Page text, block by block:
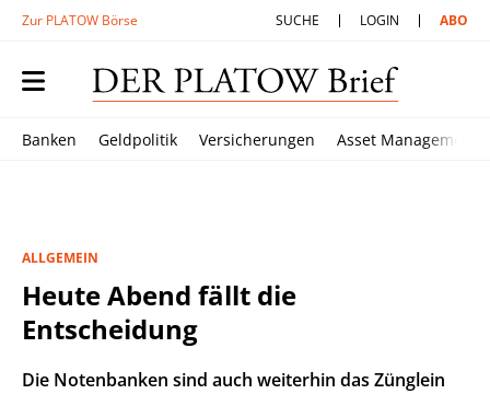
Zur PLATOW Börse SUCHE LOGIN ABO
Banken Geldpolitik Versicherungen Asset Management
ALLGEMEIN
Heute Abend fällt die
Entscheidung
Die Notenbanken sind auch weiterhin das Zünglein